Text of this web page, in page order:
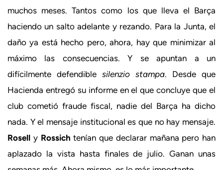
muchos meses. Tantos como los que lleva el Barça
haciendo un salto adelante y rezando. Para la Junta, el
daño ya está hecho pero, ahora, hay que minimizar al
máximo las consecuencias. Y se apuntan a un
difícilmente defendible silenzio stampa. Desde que
Hacienda entregó su informe en el que concluye que el
club cometió fraude fiscal, nadie del Barça ha dicho
nada. Y el mensaje institucional es que no hay mensaje.
Rosell y Rossich tenían que declarar mañana pero han
aplazado la vista hasta finales de julio. Ganan unas